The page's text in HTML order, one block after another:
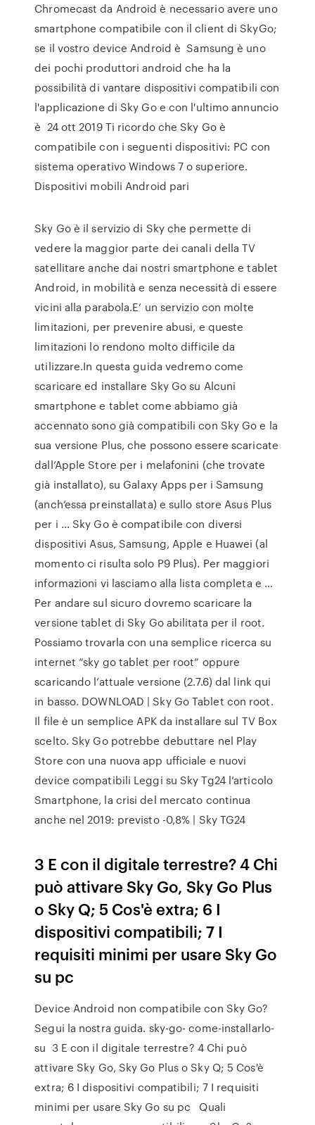
Chromecast da Android è necessario avere uno
smartphone compatibile con il client di SkyGo;
se il vostro device Android è Samsung è uno
dei pochi produttori android che ha la
possibilità di vantare dispositivi compatibili con
l'applicazione di Sky Go e con l'ultimo annuncio
è 24 ott 2019 Ti ricordo che Sky Go è
compatibile con i seguenti dispositivi: PC con
sistema operativo Windows 7 o superiore.
Dispositivi mobili Android pari
Sky Go è il servizio di Sky che permette di
vedere la maggior parte dei canali della TV
satellitare anche dai nostri smartphone e tablet
Android, in mobilità e senza necessità di essere
vicini alla parabola.E’ un servizio con molte
limitazioni, per prevenire abusi, e queste
limitazioni lo rendono molto difficile da
utilizzare.In questa guida vedremo come
scaricare ed installare Sky Go su Alcuni
smartphone e tablet come abbiamo già
accennato sono già compatibili con Sky Go e la
sua versione Plus, che possono essere scaricate
dall’Apple Store per i melafonini (che trovate
già installato), su Galaxy Apps per i Samsung
(anch’essa preinstallata) e sullo store Asus Plus
per i … Sky Go è compatibile con diversi
dispositivi Asus, Samsung, Apple e Huawei (al
momento ci risulta solo P9 Plus). Per maggiori
informazioni vi lasciamo alla lista completa e …
Per andare sul sicuro dovremo scaricare la
versione tablet di Sky Go abilitata per il root.
Possiamo trovarla con una semplice ricerca su
internet “sky go tablet per root” oppure
scaricando l’attuale versione (2.7.6) dal link qui
in basso. DOWNLOAD | Sky Go Tablet con root.
Il file è un semplice APK da installare sul TV Box
scelto. Sky Go potrebbe debuttare nel Play
Store con una nuova app ufficiale e nuovi
device compatibili Leggi su Sky Tg24 l’articolo
Smartphone, la crisi del mercato continua
anche nel 2019: previsto -0,8% | Sky TG24
3 E con il digitale terrestre? 4 Chi
può attivare Sky Go, Sky Go Plus
o Sky Q; 5 Cos'è extra; 6 I
dispositivi compatibili; 7 I
requisiti minimi per usare Sky Go
su pc
Device Android non compatibile con Sky Go?
Segui la nostra guida. sky-go- come-installarlo-
su 3 E con il digitale terrestre? 4 Chi può
attivare Sky Go, Sky Go Plus o Sky Q; 5 Cos'è
extra; 6 I dispositivi compatibili; 7 I requisiti
minimi per usare Sky Go su pc Quali